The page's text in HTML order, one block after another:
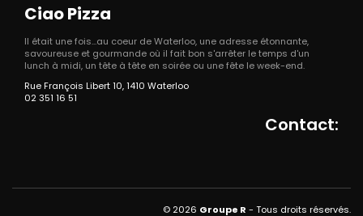
Ciao Pizza
Il était une fois...au coeur de Waterloo, une adresse étonnante,
savoureuse et gourmande où il fait bon s'arrêter le temps d'un
lunch à midi, un tête à tête en soirée ou une fête le week-end.
Rue François Libert 10, 1410 Waterloo
02 351 16 51
Contact:
© 2026 Groupe R - Tous droits réservés.